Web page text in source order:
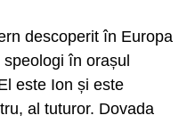
descoperit în Europa
în orașul
este Ion și este
al tuturor. Dovada